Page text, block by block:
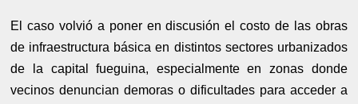
El caso volvió a poner en discusión el costo de las obras
de infraestructura básica en distintos sectores urbanizados
de la capital fueguina, especialmente en zonas donde
vecinos denuncian demoras o dificultades para acceder a